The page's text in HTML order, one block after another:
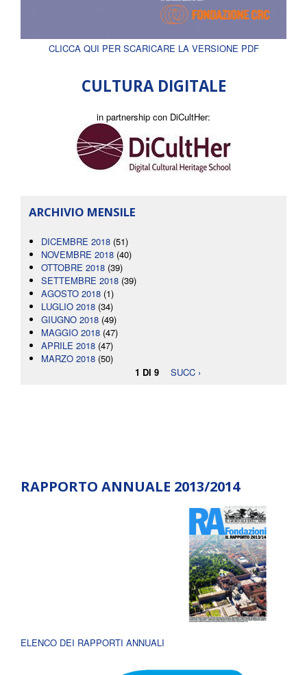
CLICCA QUI PER SCARICARE LA VERSIONE PDF
CULTURA DIGITALE
in partnership con DiCultHer:
ARCHIVIO MENSILE
DICEMBRE 2018 (51)
NOVEMBRE 2018 (40)
OTTOBRE 2018 (39)
SETTEMBRE 2018 (39)
AGOSTO 2018 (1)
LUGLIO 2018 (34)
GIUGNO 2018 (49)
MAGGIO 2018 (47)
APRILE 2018 (47)
MARZO 2018 (50)
1 DI 9
SUCC ›
RAPPORTO ANNUALE 2013/2014
ELENCO DEI RAPPORTI ANNUALI